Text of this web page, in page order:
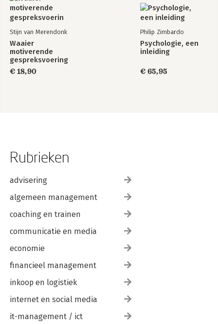
Stijn van Merendonk
Waaier
motiverende
gespreksvoering
€ 18,90
Philip Zimbardo
Psychologie, een
inleiding
€ 65,95
Rubrieken
advisering
algemeen management
coaching en trainen
communicatie en media
economie
financieel management
inkoop en logistiek
internet en social media
it-management / ict